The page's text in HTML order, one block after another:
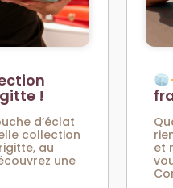
!
d’éclat
collection
au
une
et